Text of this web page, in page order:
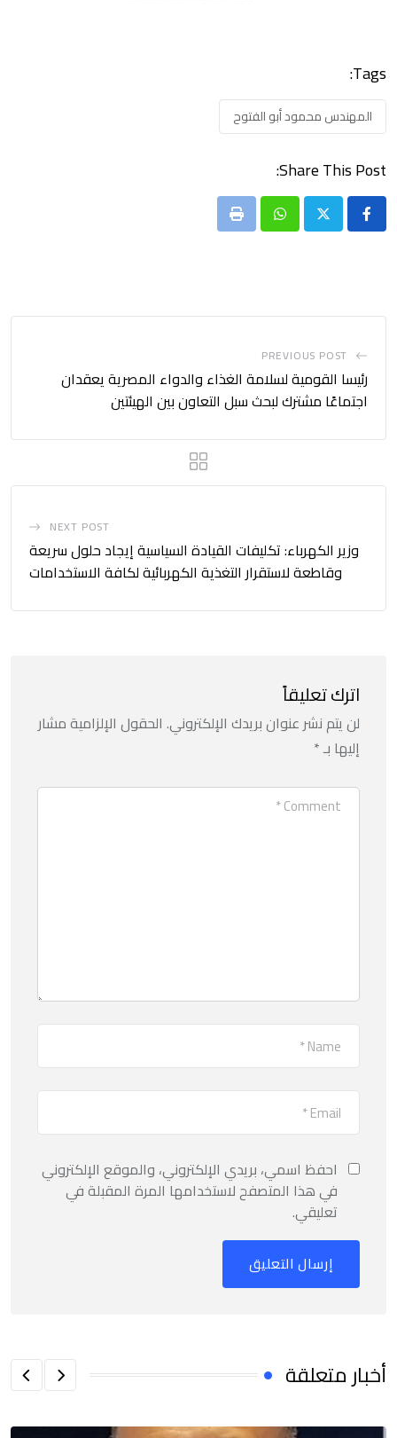
Tags:
المهندس محمود أبو الفتوح
Share This Post:
Whatsapp
Print
PREVIOUS POST
رئيسا القومية لسلامة الغذاء والدواء المصرية يعقدان
اجتماعًا مشترك لبحث سبل التعاون بين الهيئتين
NEXT POST
وزير الكهرباء: تكليفات القيادة السياسية إيجاد حلول سريعة
وقاطعة لاستقرار التغذية الكهربائية لكافة الاستخدامات
اترك تعليقاً
لن يتم نشر عنوان بريدك الإلكتروني. الحقول الإلزامية مشار
إليها بـ*
احفظ اسمي، بريدي الإلكتروني، والموقع الإلكتروني
في هذا المتصفح لاستخدامها المرة المقبلة في
تعليقي.
أخبار متعلقة